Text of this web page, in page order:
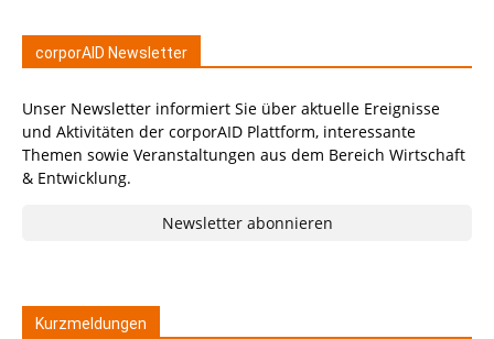
corporAID Newsletter
Unser Newsletter informiert Sie über aktuelle Ereignisse
und Aktivitäten der corporAID Plattform, interessante
Themen sowie Veranstaltungen aus dem Bereich Wirtschaft
& Entwicklung.
Newsletter abonnieren
Kurzmeldungen